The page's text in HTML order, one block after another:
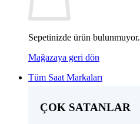
Sepetinizde ürün bulunmuyor.
Mağazaya geri dön
Tüm Saat Markaları
ÇOK SATANLAR